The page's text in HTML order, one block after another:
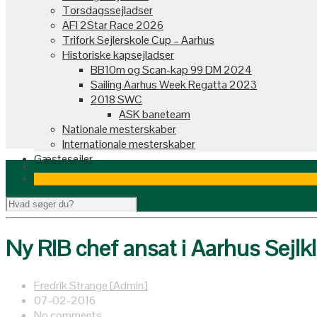
Torsdagssejladser
AFI 2Star Race 2026
Trifork Sejlerskole Cup – Aarhus
Historiske kapsejladser
BB10m og Scan-kap 99 DM 2024
Sailing Aarhus Week Regatta 2023
2018 SWC
ASK baneteam
Nationale mesterskaber
Internationale mesterskaber
Gæstesejler
Ny RIB chef ansat i Aarhus
Fredrik Strange [Admin]
07-02-2016